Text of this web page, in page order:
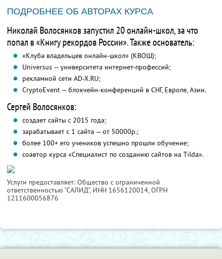
ПОДРОБНЕЕ ОБ АВТОРАХ КУРСА
Николай Волосянков запустил 20 онлайн-школ, за что
попал в «Книгу рекордов России». Также основатель:
«Клуба владельцев онлайн-школ» (КВОШ);
Universus — университета интернет-профессий;
рекламной сети AD-X.RU;
CryptoEvent — блокчейн-конференций в СНГ, Европе, Азии.
Сергей Волосянков:
создает сайты с 2015 года;
зарабатывает с 1 сайта — от 50000р.;
более 100+ его учеников успешно прошли обучение;
соавтор курса «Специалист по созданию сайтов на Tilda».
Услуги предоставляет: Общество с ограниченной
ответственностью “САЛИД”, ИНН 1656120014, ОГРН
1211600056876